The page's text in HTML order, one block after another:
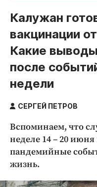
Новости
Статьи
Народные
Авто и
Криминал
Образование
Общество
Калужан
вакцинации
Какие
после
недели
СЕРГЕЙ ПЕТРОВ
Вспоминаем, что
неделе 14 – 20
пандемийные
жизнь.